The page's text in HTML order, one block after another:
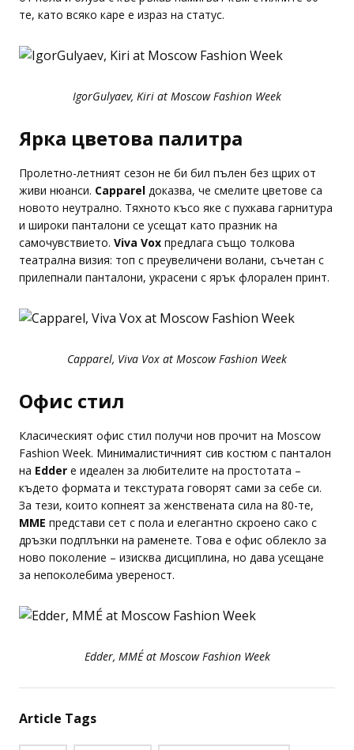
те, като всяко каре е израз на статус.
IgorGulyaev, Kiri at Moscow Fashion Week
Ярка цветова палитра
Пролетно-летният сезон не би бил пълен без щрих от
живи нюанси. Capparel доказва, че смелите цветове са
новото неутрално. Тяхното късо яке с пухкава гарнитура
и широки панталони се усещат като празник на
самочувствието. Viva Vox предлага също толкова
театрална визия: топ с преувеличени волани, съчетан с
прилепнали панталони, украсени с ярък флорален принт.
Capparel, Viva Vox at Moscow Fashion Week
Офис стил
Класическият офис стил получи нов прочит на Moscow
Fashion Week. Минималистичният сив костюм с панталон
на Edder е идеален за любителите на простотата –
където формата и текстурата говорят сами за себе си.
За тези, които копнеят за женствената сила на 80-те,
MME представи сет с пола и елегантно скроено сако с
дръзки подплънки на раменете. Това е офис облекло за
ново поколение – изисква дисциплина, но дава усещане
за непоколебима увереност.
Edder, MMÉ at Moscow Fashion Week
Article Tags